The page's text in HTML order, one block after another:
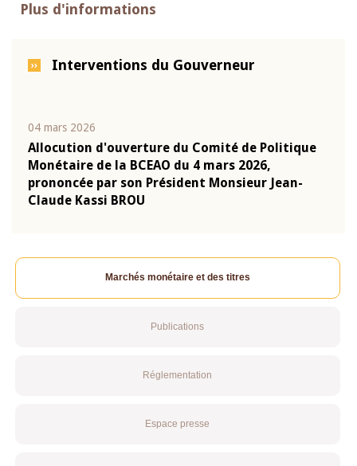
Plus d'informations
Interventions du Gouverneur
04 mars 2026
Allocution d'ouverture du Comité de Politique
Monétaire de la BCEAO du 4 mars 2026,
prononcée par son Président Monsieur Jean-
Claude Kassi BROU
Marchés monétaire et des titres
Publications
Réglementation
Espace presse